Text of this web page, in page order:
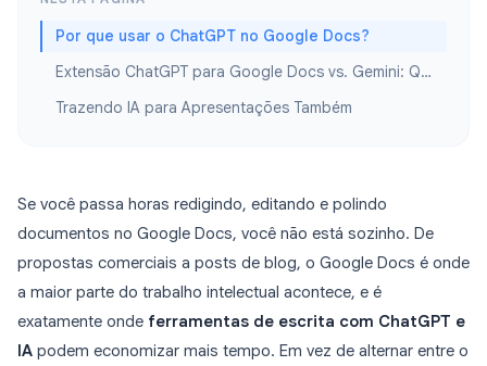
Por que usar o ChatGPT no Google Docs?
Extensão ChatGPT para Google Docs vs. Gemini: Qual Você Deve Escolher?
Trazendo IA para Apresentações Também
Se você passa horas redigindo, editando e polindo
documentos no Google Docs, você não está sozinho. De
propostas comerciais a posts de blog, o Google Docs é onde
a maior parte do trabalho intelectual acontece, e é
exatamente onde ferramentas de escrita com ChatGPT e
IA podem economizar mais tempo. Em vez de alternar entre o